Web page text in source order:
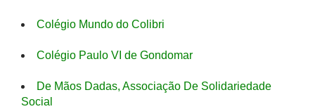
Colégio Mundo do Colibri
Colégio Paulo VI de Gondomar
De Mãos Dadas, Associação De Solidariedade
Social